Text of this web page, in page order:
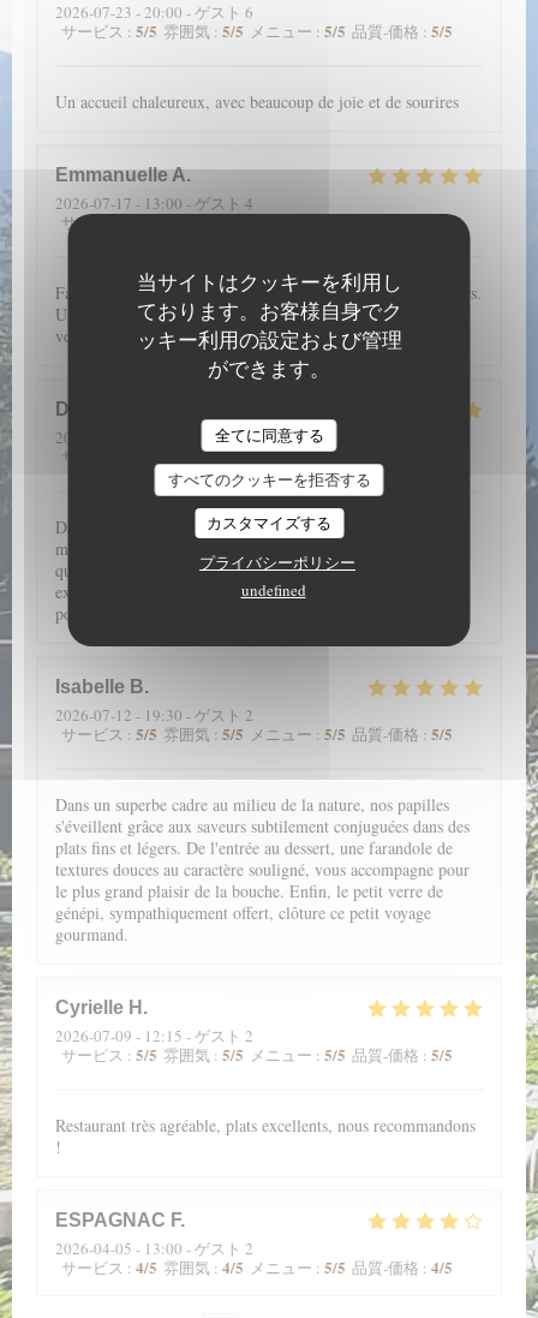
当サイトはクッキーを利用し
ております。お客様自身でク
ッキー利用の設定および管理
ができます。
全てに同意する
すべてのクッキーを拒否する
カスタマイズする
プライバシーポリシー
undefined
2026-07-23 - 20:00 - ゲスト 6
サービス : 5/5 雰囲気 : 5/5 メニュー : 5/5 品質-価格 : 5/5
Un accueil chaleureux, avec beaucoup de joie et de sourires
EmmanuelleA
2026-07-17 - 13:00 - ゲスト 4
サービス
5/5 5/5 5/5 5/5
Fantastique emplacement et une carte qui nous régale toujours.
Une mention spéciale aux pâtisseries qui sont merveilleuses à
voir et à manger.
D
2026-07-14
- 19:30 - ゲスト 4
サービス
雰囲気:5/5 メニュー:5/5
Dans un cadre merveilleux, en pleine nature avec une
magnifique vue, l’Aigle Blanche vous offre une cuisine de
qualité (encornets farcis et pièce de vieux fondante par
exemple). Service agréable. Et petite liqueur maison de
pomme de pin à la fin, à goûter impérativement !
Isabelle B
2026-07-12 - 19:30 - ゲスト 2
サービス : 5/5 雰囲気 : 5/5 メニュー : 5/5 品質-価格 : 5/5
Dans un superbe cadre au milieu de la nature, nos papilles
s'éveillent grâce aux saveurs subtilement conjuguées dans des
plats fins et légers. De l'entrée au dessert, une farandole de
textures douces au caractère souligné, vous accompagne pour
le plus grand plaisir de la bouche. Enfin, le petit verre de
génépi, sympathiquement offert, clôture ce petit voyage
gourmand.
Cyrielle H
2026-07-09 - 12:15 - ゲスト 2
サービス : 5/5 雰囲気 : 5/5 メニュー : 5/5 品質-価格 : 5/5
Restaurant très agréable, plats excellents, nous recommandons
!
ESPAGNAC F
2026-04-05 - 13:00 - ゲスト 2
サービス : 4/5 雰囲気 : 4/5 メニュー : 5/5 品質-価格 : 4/5